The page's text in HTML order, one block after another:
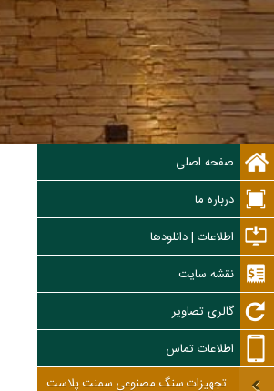
صفحه اصلی
درباره ما
اطلاعات | دانلودها
نقشه سایت
گالری تصاویر
اطلاعات تماس
تجهیزات سنگ مصنوعی سمنت پلاست